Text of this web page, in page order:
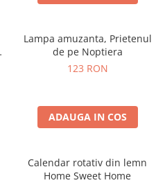
Lampa amuzanta, Prietenul
de pe Noptiera
123 RON
ADAUGA IN COS
Calendar rotativ din lemn
Home Sweet Home